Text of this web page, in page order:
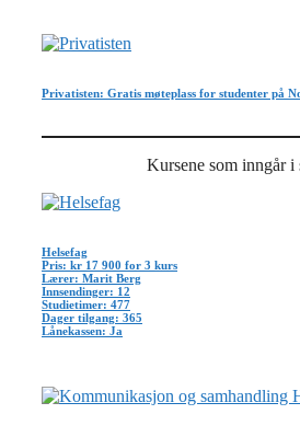
Privatisten: Gratis møteplass for studenter på
Kursene som inngår i
Helsefag
Pris: kr 17 900 for 3 kurs
Lærer: Marit Berg
Innsendinger: 12
Studietimer: 477
Dager tilgang: 365
Lånekassen: Ja